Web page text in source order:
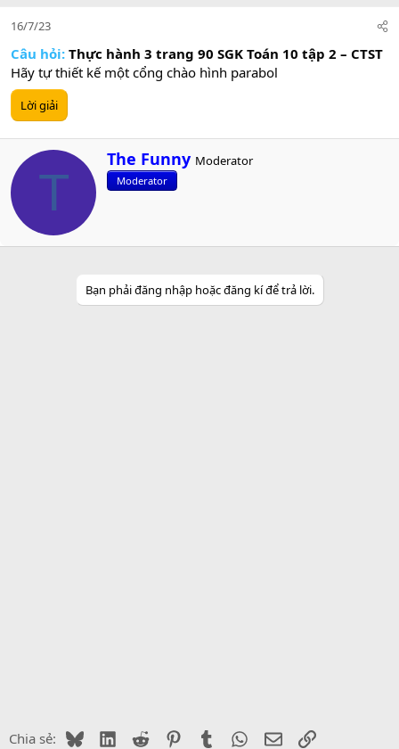
16/7/23
Câu hỏi: Thực hành 3 trang 90 SGK Toán 10 tập 2 – CTST
Hãy tự thiết kế một cổng chào hình parabol
Lời giải
T
W
r
i
n
The Funny Moderator
Moderator
Bạn phải đăng nhập hoặc đăng kí để trả lời.
Chia sẻ: BlueskyLinkedIn
Reddit PinterestTumblr WhatsApp
EmailLink